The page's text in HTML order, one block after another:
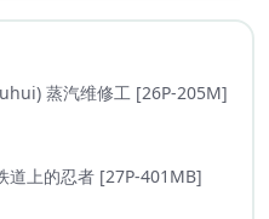
蒸汽维修工 [26P-205M]
道上的忍者 [27P-401MB]